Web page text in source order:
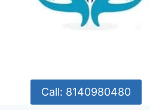
Call: 8140980480